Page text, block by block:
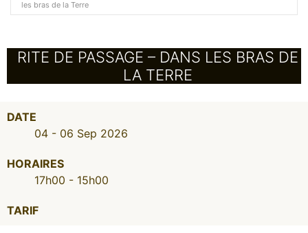
les bras de la Terre
RITE DE PASSAGE – DANS LES BRAS DE
LA TERRE
DATE
04 - 06 Sep 2026
HORAIRES
17h00 - 15h00
TARIF